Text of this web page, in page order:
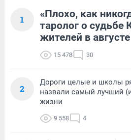
1
«Плохо, как
таролог о судьбе
жителей в августе
15 478 30
2
Дороги целые и школы
назвали самый лучший
жизни
9 558 4